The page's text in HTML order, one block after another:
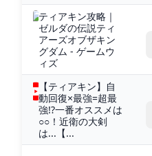
ティアキン攻略｜
ゼルダの伝説ティ
アーズオブザキン
グダム - ゲームウ
ィズ
【ティアキン】自
動回復×最強=超最
強!?一番オススメは
○○！近衛の大剣
は...【...